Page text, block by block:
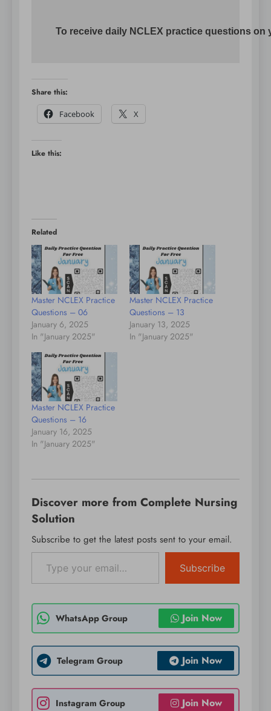
To receive daily NCLEX practice questions on
Share this:
Facebook
X
Like this:
Related
Master NCLEX Practice
Questions – 06
January 6, 2025
In "January 2025"
Master NCLEX Practice
Questions – 13
January 13, 2025
In "January 2025"
Master NCLEX Practice
Questions – 16
January 16, 2025
In "January 2025"
Discover more from Complete Nursing
Solution
Subscribe to get the latest posts sent to your email.
Type your email…
Subscribe
WhatsApp Group Join Now
Telegram Group Join Now
Instagram Group Join Now